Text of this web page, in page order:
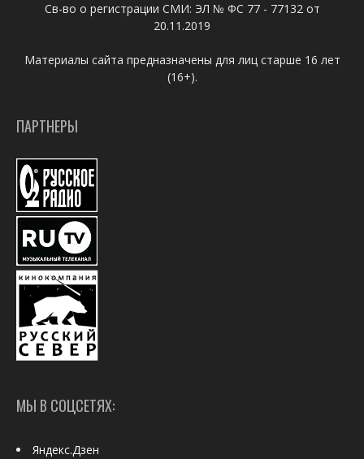
Св-во о регистрации СМИ: ЭЛ № ФС 77 - 77132 от
20.11.2019
Материалы сайта предназначены для лиц старше 16 лет
(16+).
ПАРТНЕРЫ
МЫ В СОЦСЕТЯХ:
Яндекс.Дзен